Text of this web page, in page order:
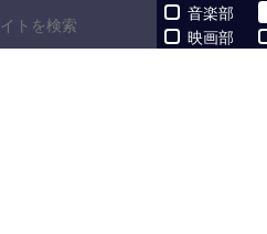
音楽部
映画部